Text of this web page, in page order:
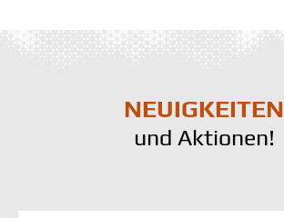
NEUIGKEITEN
und Aktionen!